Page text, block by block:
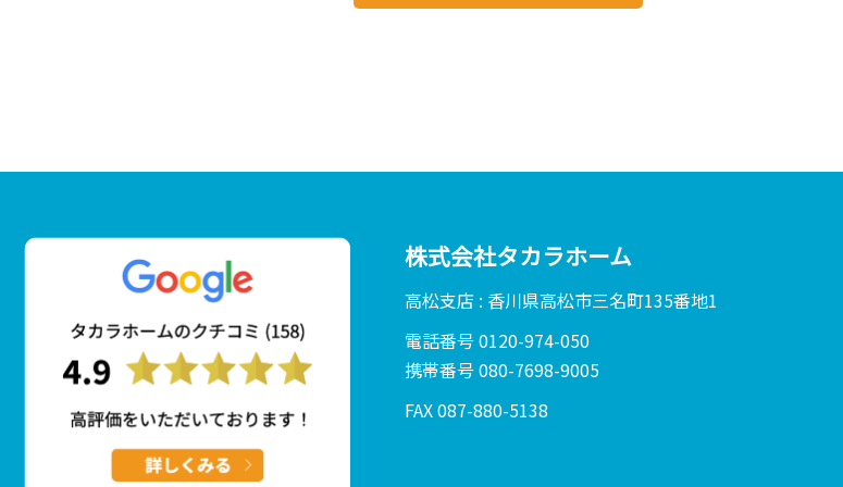
株式会社タカラホーム
高松支店 : 香川県高松市三名町135番地1
電話番号 0120-974-050
携帯番号 080-7698-9005
FAX 087-880-5138